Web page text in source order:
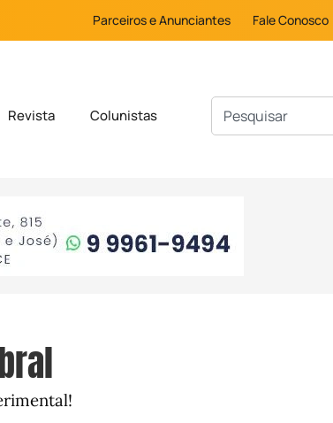
Parceiros e Anunciantes Fale Conosco
Revista Colunistas